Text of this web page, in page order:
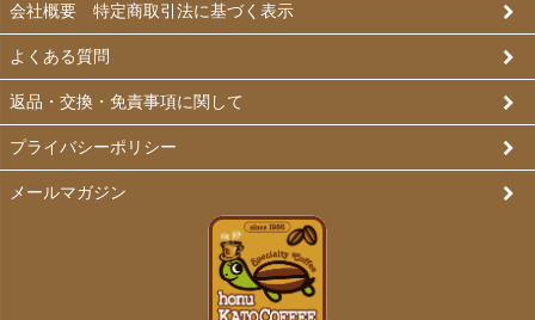
会社概要 特定商取引法に基づく表示
よくある質問
返品・交換・免責事項に関して
プライバシーポリシー
メールマガジン